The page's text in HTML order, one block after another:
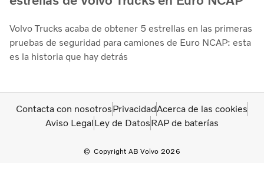
Volvo Trucks acaba de obtener 5 estrellas en las primeras
pruebas de seguridad para camiones de Euro NCAP: esta
es la historia que hay detrás
Copyright AB Volvo 2026
Contacta con nosotrosPrivacidadAcerca de las cookies
Aviso LegalLey de DatosRAP de baterías